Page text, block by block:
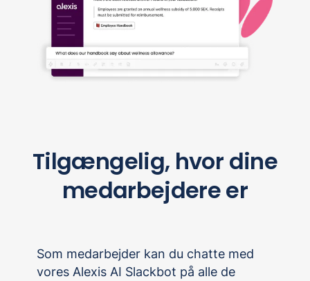
Tilgængelig, hvor dine
medarbejdere er
Som medarbejder kan du chatte med
vores Alexis AI Slackbot på alle de